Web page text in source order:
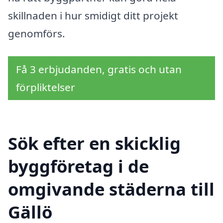
skillnaden i hur smidigt ditt projekt
genomförs.
Få 3 erbjudanden, gratis och utan
förpliktelser
Sök efter en skicklig
byggföretag i de
omgivande städerna till
Gällö